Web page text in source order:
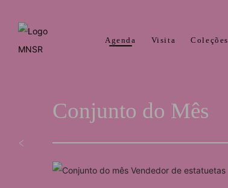
Agenda Visita Coleções
Conjunto do Mês